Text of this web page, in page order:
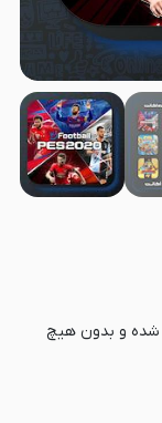
شده و بدون هیچ